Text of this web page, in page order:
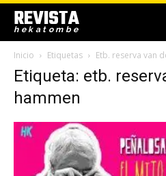
REVISTA
hekatombe
Inicio Etiquetas Etb. reserva van
Etiqueta: etb.
hammen